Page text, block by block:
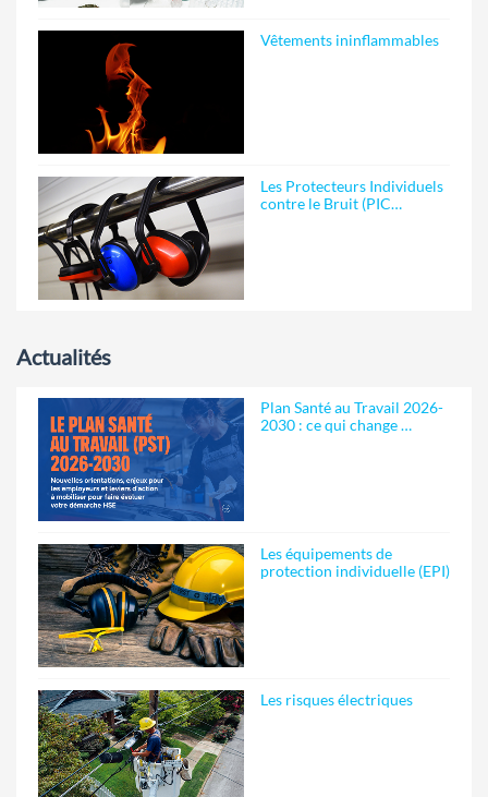
Vêtements ininflammables
Les Protecteurs Individuels
contre le Bruit (PIC…
Actualités
Plan Santé au Travail 2026-
2030 : ce qui change …
Les équipements de
protection individuelle (EPI)
Les risques électriques